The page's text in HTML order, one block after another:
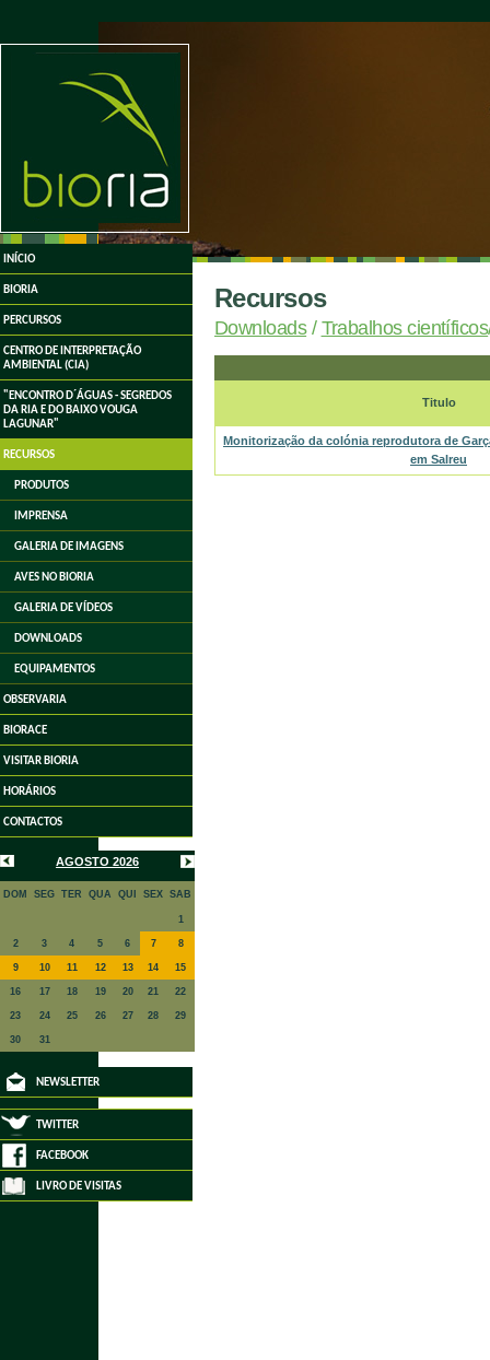
INÍCIO
BIORIA
PERCURSOS
CENTRO DE INTERPRETAÇÃO
AMBIENTAL (CIA)
"ENCONTRO D´ÁGUAS - SEGREDOS
DA RIA E DO BAIXO VOUGA
LAGUNAR"
RECURSOS
PRODUTOS
IMPRENSA
GALERIA DE IMAGENS
AVES NO BIORIA
GALERIA DE VÍDEOS
DOWNLOADS
EQUIPAMENTOS
OBSERVARIA
BIORACE
VISITAR BIORIA
HORÁRIOS
CONTACTOS
AGOSTO 2026
DOM SEG TER QUA QUI SEX SAB
1
2 3 4 5 6 7 8
9 10 11 12 13 14 15
16 17 18 19 20 21 22
23 24 25 26 27 28 29
30 31
NEWSLETTER
TWITTER
FACEBOOK
LIVRO DE VISITAS
Recursos
Downloads/ Trabalhos científicos
Titulo
Monitorização da colónia reprodutora de
em Salreu